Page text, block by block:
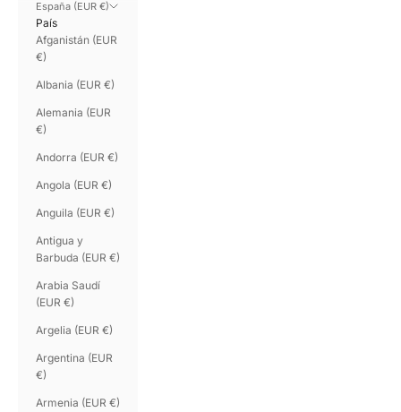
España (EUR €)
País
Afganistán (EUR
€)
Albania (EUR €)
Alemania (EUR
€)
Andorra (EUR €)
Angola (EUR €)
Anguila (EUR €)
Antigua y
Barbuda (EUR €)
Arabia Saudí
(EUR €)
Argelia (EUR €)
Argentina (EUR
€)
Armenia (EUR €)